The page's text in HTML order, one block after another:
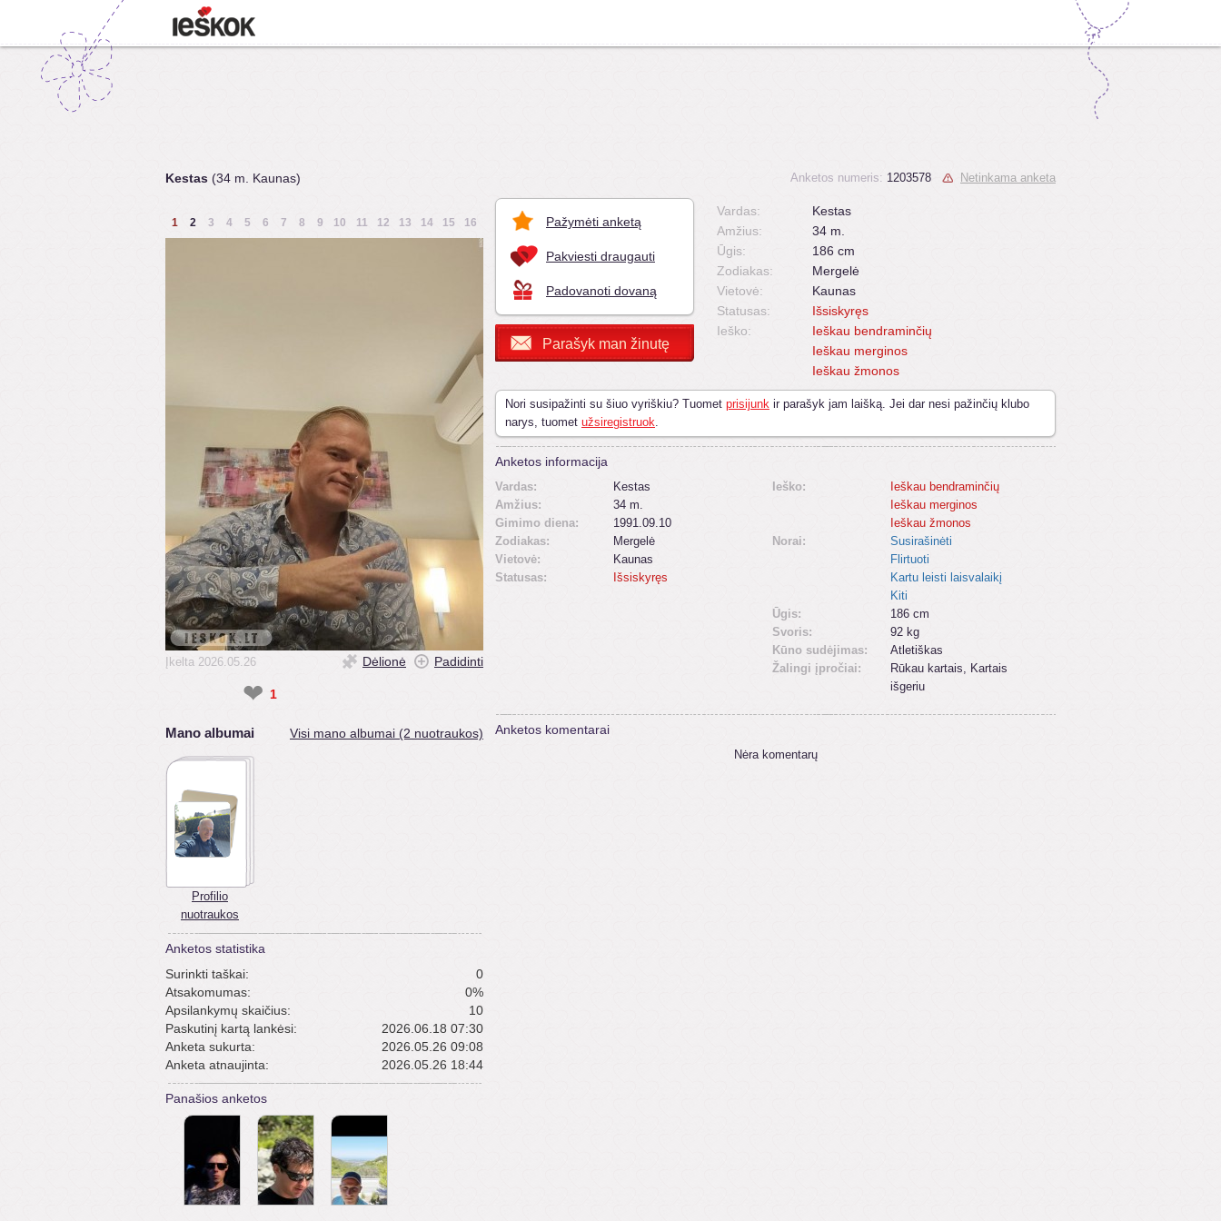
Kestas (34 m. Kaunas)
1 2 3 4 5 6 7 8 9 10 11 12 13 14 15 16
Įkelta 2026.05.26 Dėlionė Padidinti
❤ 1
Mano albumai Visi mano albumai (2 nuotraukos)
Profilio
nuotraukos
Anketos statistika
Surinkti taškai:
0
Atsakomumas:
0%
Apsilankymų skaičius:
10
Paskutinį kartą lankėsi:
2026.06.18 07:30
Anketa sukurta:
2026.05.26 09:08
Anketa atnaujinta:
2026.05.26 18:44
Panašios anketos
Pažymėti anketą
Pakviesti draugauti
Padovanoti dovaną
Parašyk man žinutę
Anketos numeris: 1203578 Netinkama anketa
Vardas:
Kestas
Amžius:
34 m.
Ūgis:
186 cm
Zodiakas:
Mergelė
Vietovė:
Kaunas
Statusas:
Išsiskyręs
Ieško:
Ieškau bendraminčių
Ieškau merginos
Ieškau žmonos
Nori susipažinti su šiuo vyriškiu? Tuomet prisijunk ir parašyk jam laišką. Jei dar nesi pažinčių klubo
narys, tuomet užsiregistruok.
Anketos informacija
Vardas:
Kestas
Amžius:
34 m.
Gimimo diena:
1991.09.10
Zodiakas:
Mergelė
Vietovė:
Kaunas
Statusas:
Išsiskyręs
Ieško:
Ieškau bendraminčių
Ieškau merginos
Ieškau žmonos
Norai:
Susirašinėti
Flirtuoti
Kartu leisti laisvalaikį
Kiti
Ūgis:
186 cm
Svoris:
92 kg
Kūno sudėjimas:
Atletiškas
Žalingi įpročiai:
Rūkau kartais, Kartais
išgeriu
Anketos komentarai
Nėra komentarų